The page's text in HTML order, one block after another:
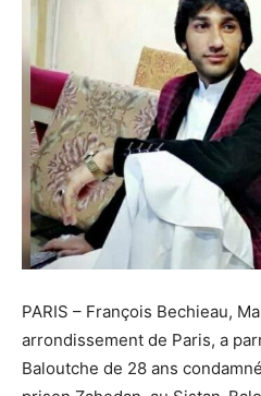
PARIS – François Bechieau,
arrondissement de Paris, a
Baloutche de 28 ans